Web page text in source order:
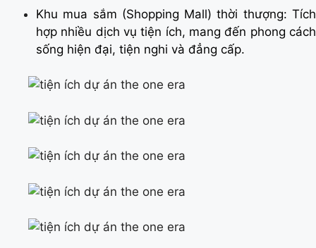
Khu mua sắm (Shopping Mall) thời thượng: Tích
hợp nhiều dịch vụ tiện ích, mang đến phong cách
sống hiện đại, tiện nghi và đẳng cấp.